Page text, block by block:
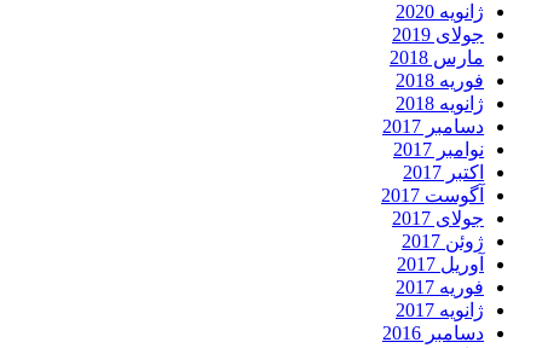
ژانویه 2020
جولای 2019
مارس 2018
فوریه 2018
ژانویه 2018
دسامبر 2017
نوامبر 2017
اکتبر 2017
آگوست 2017
جولای 2017
ژوئن 2017
آوریل 2017
فوریه 2017
ژانویه 2017
دسامبر 2016